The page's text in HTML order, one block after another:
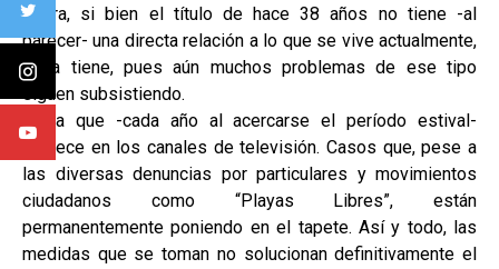
Ahora, si bien el título de hace 38 años no tiene -al
parecer- una directa relación a lo que se vive actualmente,
si la tiene, pues aún muchos problemas de ese tipo
siguen subsistiendo.
Tema que -cada año al acercarse el período estival-
aparece en los canales de televisión. Casos que, pese a
las diversas denuncias por particulares y movimientos
ciudadanos como “Playas Libres”, están
permanentemente poniendo en el tapete. Así y todo, las
medidas que se toman no solucionan definitivamente el